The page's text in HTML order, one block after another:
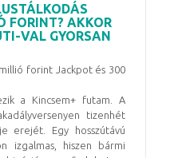
FORINT? AKKOR
VAL GYORSAN
forint Jackpot és 300
a Kincsem+ futam. A
tizenhét
erejét. Egy hosszútávú
izgalmas, hiszen bármi